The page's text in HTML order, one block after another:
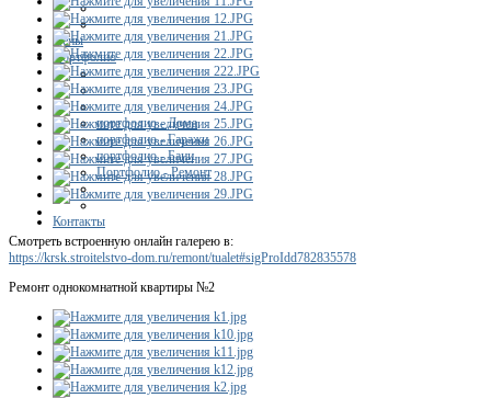
Цены
Портфолио
портфолио - Дома
портфолио - Гаражи
портфолио - Бани
Портфолио - Ремонт
Контакты
Смотреть встроенную онлайн галерею в:
https://krsk.stroitelstvo-dom.ru/remont/tualet#sigProIdd782835578
Ремонт однокомнатной квартиры №2